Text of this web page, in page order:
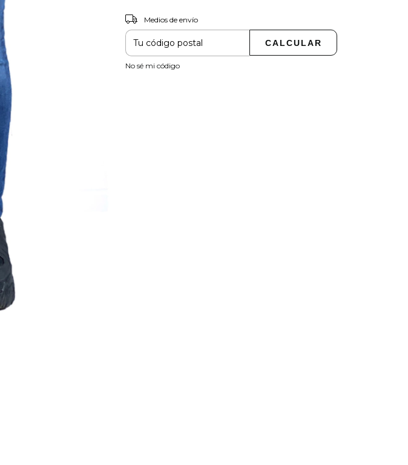
Entregas para el CP:
Medios de envío
CALCULAR
No sé mi código